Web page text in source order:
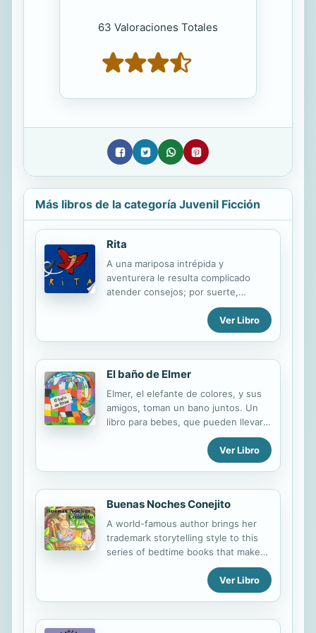
63 Valoraciones Totales
Más libros de la categoría Juvenil Ficción
Rita
A una mariposa intrépida y
aventurera le resulta complicado
atender consejos; por suerte,
siempre hay un amigo dispuesto a
echar una mano para superar las
Ver Libro
El baño de Elmer
Elmer, el elefante de colores, y sus
amigos, toman un bano juntos. Un
libro para bebes, que pueden llevar a
la tina -y a cualquier lado- para pasar
Ver Libro
Buenas Noches Conejito
A world-famous author brings her
trademark storytelling style to this
series of bedtime books that make
children feel better about going to
bed. The endearing Bunny and Bear
are brought to life with beautiful
their adventures. La famosa escritora
Ver Libro